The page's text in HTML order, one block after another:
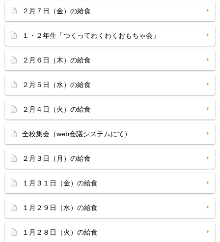
２月７日（金）の給食
１・２年生「つくってわくわくおもちゃ会」
２月６日（木）の給食
２月５日（水）の給食
２月４日（火）の給食
全校集会（web会議システムにて）
２月３日（月）の給食
１月３１日（金）の給食
１月２９日（水）の給食
１月２８日（火）の給食